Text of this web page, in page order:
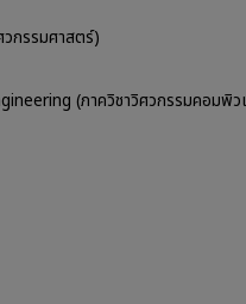
กรรมศาสตร์)
(ภาควิชาวิศวกรรมคอมพิว